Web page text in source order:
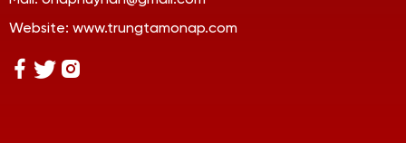
Website: www.trungtamonap.com